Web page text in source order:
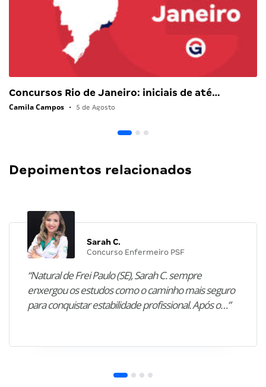
Concursos Rio de Janeiro: iniciais de até…
Camila Campos • 5 de Agosto
Depoimentos relacionados
Sarah C.
Concurso Enfermeiro PSF
“Natural de Frei Paulo (SE), Sarah C. sempre
enxergou os estudos como o caminho mais seguro
para conquistar estabilidade profissional. Após o…”